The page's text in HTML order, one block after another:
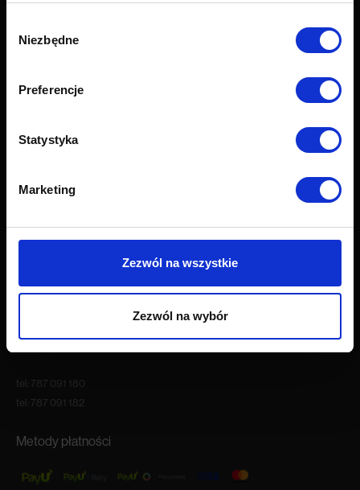
zgody
Niezbędne
Preferencje
Statystyka
Marketing
Zezwól na wszystkie
Zezwól na wybór
Najczęściej zadawane pytania (FAQ)
Próbnik tkanin
O firmie
Nasze showroomy
Godziny otwarcia
Sob. 10:00 – 16:00
tel: 787 091 180
tel: 787 091 182
Metody płatności